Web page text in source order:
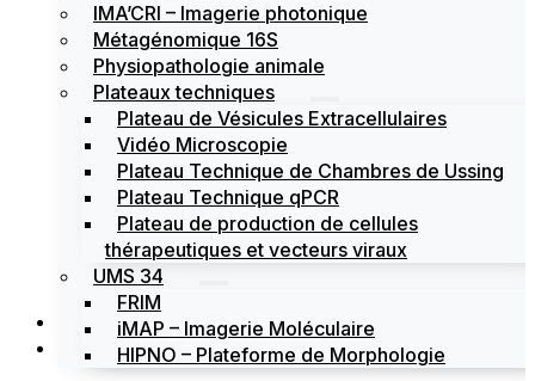
IMA’CRI – Imagerie photonique
Métagénomique 16S
Physiopathologie animale
Plateaux techniques
Plateau de Vésicules Extracellulaires
Vidéo Microscopie
Plateau Technique de Chambres de Ussing
Plateau Technique qPCR
Plateau de production de cellules
thérapeutiques et vecteurs viraux
UMS 34
FRIM
iMAP – Imagerie Moléculaire
HIPNO – Plateforme de Morphologie
Actualités
Évènements